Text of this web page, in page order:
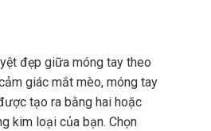
đẹp giữa móng tay theo
giác mắt mèo, móng tay
tạo ra bằng hai hoặc
kim loại của bạn. Chọn